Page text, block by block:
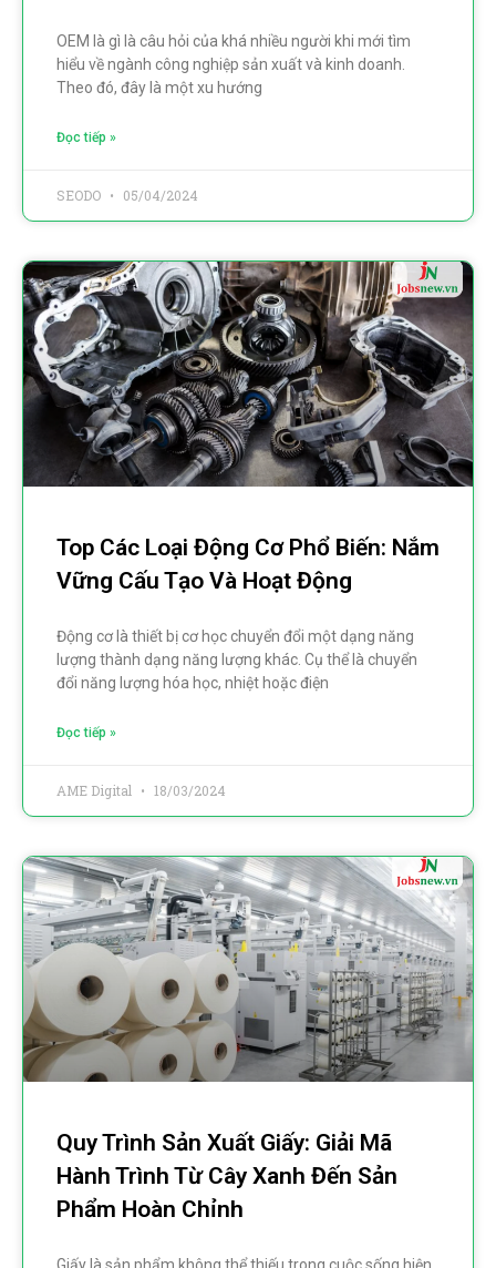
OEM là gì là câu hỏi của khá nhiều người khi mới tìm
hiểu về ngành công nghiệp sản xuất và kinh doanh.
Theo đó, đây là một xu hướng
Đọc tiếp »
SEODO 05/04/2024
Top Các Loại Động Cơ Phổ Biến: Nắm
Vững Cấu Tạo Và Hoạt Động
Động cơ là thiết bị cơ học chuyển đổi một dạng năng
lượng thành dạng năng lượng khác. Cụ thể là chuyển
đổi năng lượng hóa học, nhiệt hoặc điện
Đọc tiếp »
AME Digital 18/03/2024
Quy Trình Sản Xuất Giấy: Giải Mã
Hành Trình Từ Cây Xanh Đến Sản
Phẩm Hoàn Chỉnh
Giấy là sản phẩm không thể thiếu trong cuộc sống hiện